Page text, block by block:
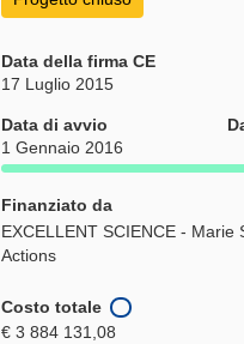
Data della firma CE
17 Luglio 2015
Data di avvio
1 Gennaio 2016
Finanziato da
EXCELLENT SCIENCE - Marie
Actions
Costo totale
€ 3 884 131,08